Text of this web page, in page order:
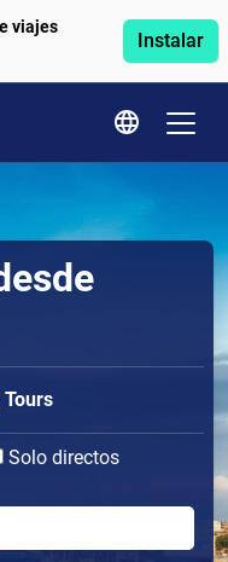
viajes
Instalar
Tours
Solo directos